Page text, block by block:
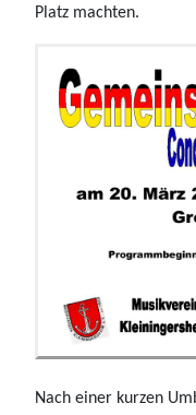
Platz machten.
Nach einer kurzen